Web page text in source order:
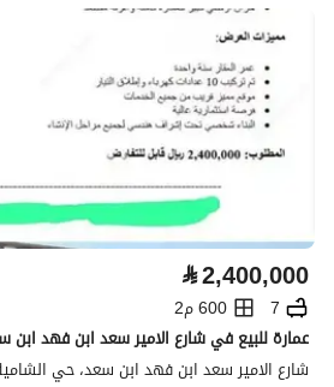
⃁2,400,000
7
600 م2
شارع الامير سعد ابن فهد ابن سعد، حي